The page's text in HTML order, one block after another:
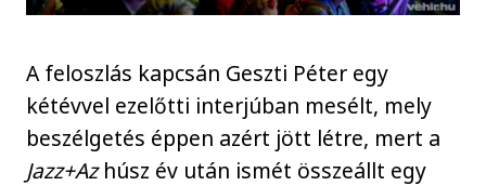
A feloszlás kapcsán Geszti Péter egy
kétévvel ezelőtti interjúban mesélt, mely
beszélgetés éppen azért jött létre, mert a
Jazz+Azhúsz év után ismét összeállt egy